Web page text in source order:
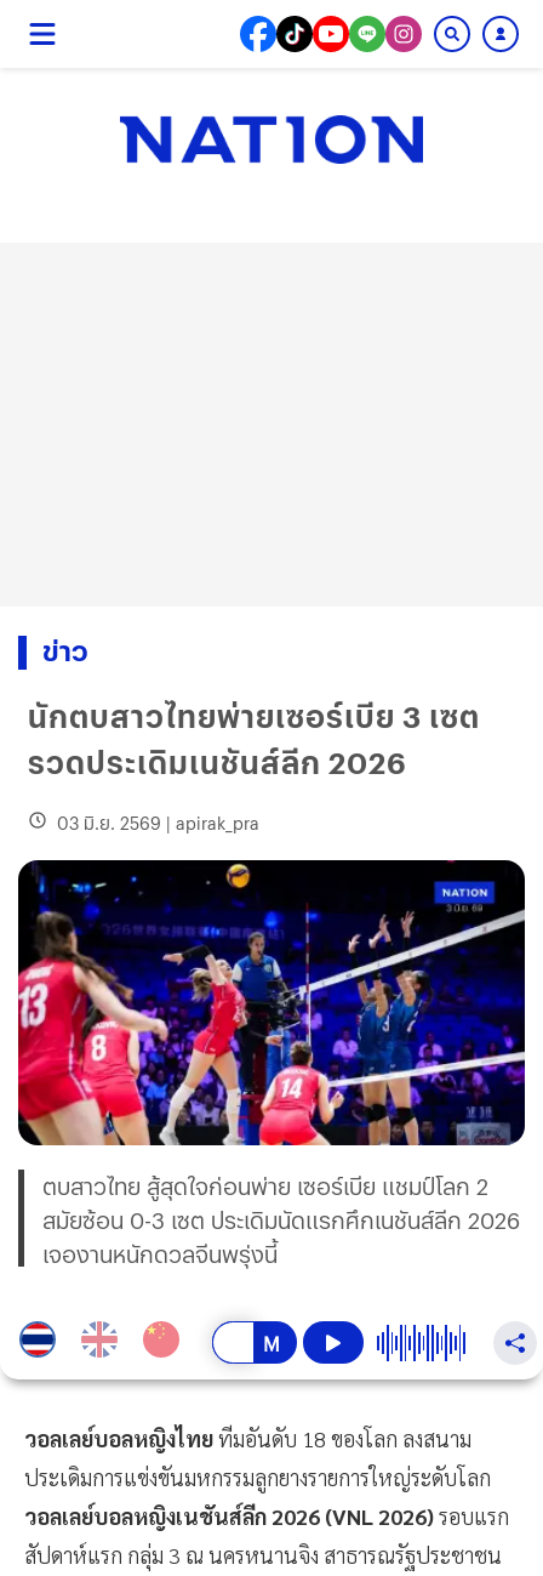
ข่าว
นักตบสาวไทยพ่ายเซอร์เบีย 3 เซต
รวดประเดิมเนชันส์ลีก 2026
03 มิ.ย. 2569 | apirak_pra
ตบสาวไทย สู้สุดใจก่อนพ่าย เซอร์เบีย แชมป์โลก 2
สมัยซ้อน 0-3 เซต ประเดิมนัดแรกศึกเนชันส์ลีก 2026
เจองานหนักดวลจีนพรุ่งนี้
วอลเลย์บอลหญิงไทยทีมอันดับ 18 ของโลก ลงสนาม
ประเดิมการแข่งขันมหกรรมลูกยางรายการใหญ่ระดับโลก
วอลเลย์บอลหญิงเนชันส์ลีก 2026 (VNL 2026)รอบแรก
สัปดาห์แรก กลุ่ม 3 ณ นครหนานจิง สาธารณรัฐประชาชน